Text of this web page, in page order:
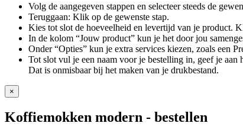
Volg de aangegeven stappen en selecteer steeds de
Teruggaan: Klik op de gewenste stap.
Kies tot slot de hoeveelheid en levertijd van je product.
In de kolom “Jouw product” kun je het door jou
Onder “Opties” kun je extra services kiezen, zoals een
Tot slot vul je een naam voor je bestelling in, geef je
Dat is onmisbaar bij het maken van je drukbestand.
×
Koffiemokken modern - bestellen